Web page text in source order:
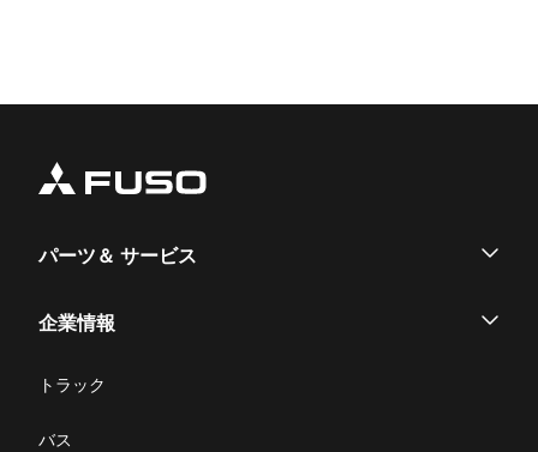
パーツ＆ サービス
パーツ
企業情報
企業情報
お問い合わせ
トラック
バス